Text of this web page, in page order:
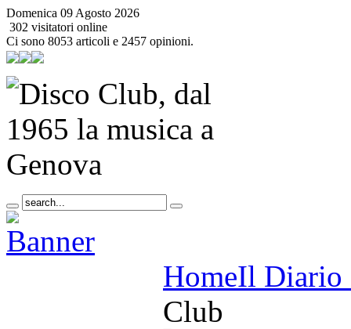
Domenica 09 Agosto 2026
302 visitatori online
Ci sono 8053 articoli e 2457 opinioni.
HomeIl Diario
Club